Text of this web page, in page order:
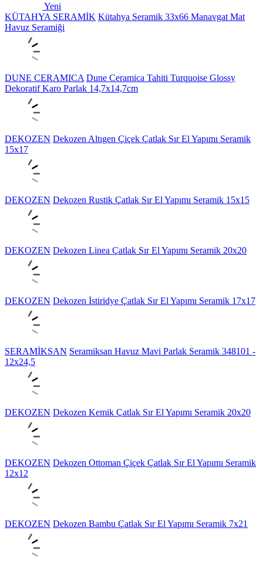
Yeni
KÜTAHYA SERAMİK Kütahya Seramik 33x66 Manavgat Mat
Havuz Seramiği
DUNE CERAMICA Dune Ceramica Tahiti Turquoise Glossy
Dekoratif Karo Parlak 14,7x14,7cm
DEKOZEN Dekozen Altıgen Çiçek Çatlak Sır El Yapımı Seramik
15x17
DEKOZEN Dekozen Rustik Çatlak Sır El Yapımı Seramik 15x15
DEKOZEN Dekozen Linea Çatlak Sır El Yapımı Seramik 20x20
DEKOZEN Dekozen İstiridye Çatlak Sır El Yapımı Seramik 17x17
SERAMİKSAN Seramiksan Havuz Mavi Parlak Seramik 348101 -
12x24,5
DEKOZEN Dekozen Kemik Çatlak Sır El Yapımı Seramik 20x20
DEKOZEN Dekozen Ottoman Çiçek Çatlak Sır El Yapımı Seramik
12x12
DEKOZEN Dekozen Bambu Çatlak Sır El Yapımı Seramik 7x21